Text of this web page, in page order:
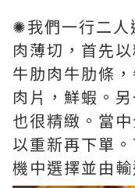
✺我們一行二
肉薄切，首先
牛肋肉牛肋條
肉片，鮮蝦。
也很精緻。當
以重新再下單
機中選擇並由